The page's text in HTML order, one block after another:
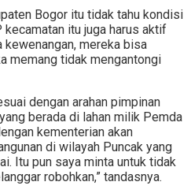
Bogor itu tidak tahu kondisi
itu juga harus aktif
kewenangan, mereka bisa
memang tidak mengantongi
dengan arahan pimpinan
berada di lahan milik Pemda
kementerian akan
di wilayah Puncak yang
Itu pun saya minta untuk tidak
robohkan,” tandasnya.